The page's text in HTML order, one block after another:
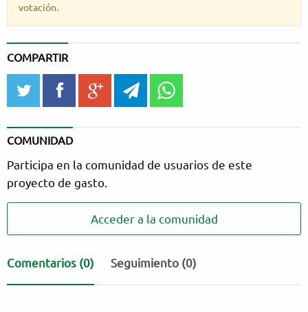
votación.
COMPARTIR
twitter facebookgoogle_plustelegram
COMUNIDAD
Participa en la comunidad de usuarios de este
proyecto de gasto.
Acceder a la comunidad
Comentarios (0) Seguimiento (0)